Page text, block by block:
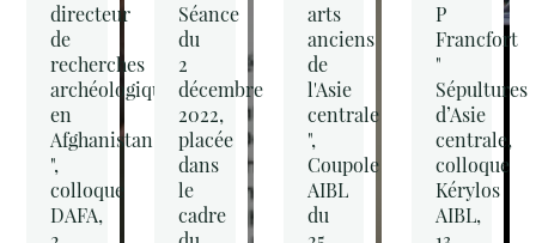
directeur
de
recherches
archéologiques
en
Afghanistan
",
colloque
DAFA,
Séance
du
2
décembre
2022,
placée
dans
le
cadre
arts
anciens
de
l'Asie
centrale
",
Coupole
AIBL
du
P
Francfort
"
Sépultures
d’Asie
centrale,
colloque
Kérylos
AIBL,